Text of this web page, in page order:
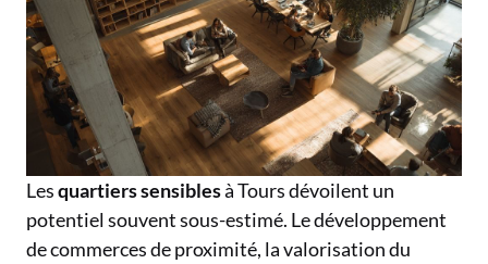
Lesquartiers sensiblesà Tours dévoilent un
potentiel souvent sous-estimé. Le développement
de commerces de proximité, la valorisation du